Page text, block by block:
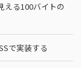
える100バイトの
で実装する